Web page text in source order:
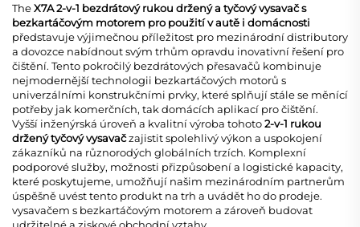
TheX7A 2-v-1 bezdrátový rukou držený a tyčový vysavač s
bezkartáčovým motorem pro použití v autě i domácnosti
představuje výjimečnou příležitost pro mezinárodní distributory
a dovozce nabídnout svým trhům opravdu inovativní řešení pro
čištění. Tento pokročilý bezdrátových přesavačů kombinuje
nejmodernější technologii bezkartáčových motorů s
univerzálními konstrukčními prvky, které splňují stále se měnící
potřeby jak komerčních, tak domácích aplikací pro čištění.
Vyšší inženýrská úroveň a kvalitní výroba tohoto2-v-1 rukou
držený tyčový vysavačzajistit spolehlivý výkon a uspokojení
zákazníků na různorodých globálních trzích. Komplexní
podporové služby, možnosti přizpůsobení a logistické kapacity,
které poskytujeme, umožňují našim mezinárodním partnerům
úspěšně uvést tento produkt na trh a uvádět ho do prodeje.
vysavačem s bezkartáčovým motorem a zároveň budovat
udržitelné a ziskové obchodní vztahy.